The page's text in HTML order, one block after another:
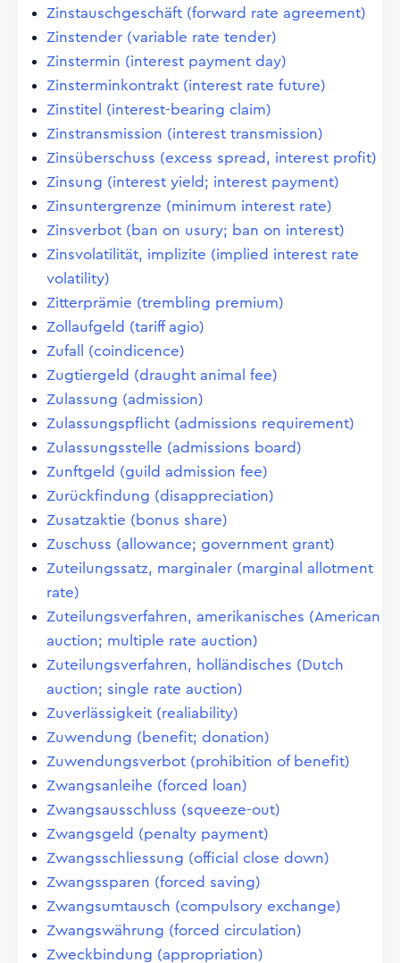
Zinstauschgeschäft (forward rate agreement)
Zinstender (variable rate tender)
Zinstermin (interest payment day)
Zinsterminkontrakt (interest rate future)
Zinstitel (interest-bearing claim)
Zinstransmission (interest transmission)
Zinsüberschuss (excess spread, interest profit)
Zinsung (interest yield; interest payment)
Zinsuntergrenze (minimum interest rate)
Zinsverbot (ban on usury; ban on interest)
Zinsvolatilität, implizite (implied interest rate
volatility)
Zitterprämie (trembling premium)
Zollaufgeld (tariff agio)
Zufall (coindicence)
Zugtiergeld (draught animal fee)
Zulassung (admission)
Zulassungspflicht (admissions requirement)
Zulassungsstelle (admissions board)
Zunftgeld (guild admission fee)
Zurückfindung (disappreciation)
Zusatzaktie (bonus share)
Zuschuss (allowance; government grant)
Zuteilungssatz, marginaler (marginal allotment
rate)
Zuteilungsverfahren, amerikanisches (American
auction; multiple rate auction)
Zuteilungsverfahren, holländisches (Dutch
auction; single rate auction)
Zuverlässigkeit (realiability)
Zuwendung (benefit; donation)
Zuwendungsverbot (prohibition of benefit)
Zwangsanleihe (forced loan)
Zwangsausschluss (squeeze-out)
Zwangsgeld (penalty payment)
Zwangsschliessung (official close down)
Zwangssparen (forced saving)
Zwangsumtausch (compulsory exchange)
Zwangswährung (forced circulation)
Zweckbindung (appropriation)